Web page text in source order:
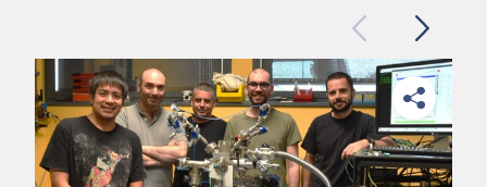
PreviousNext